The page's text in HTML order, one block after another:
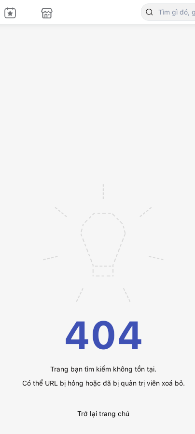
404
Trang bạn tìm kiếm không tồn tại.
Có thể URL bị hỏng hoặc đã bị quản trị viên xoá bỏ.
Trở lại trang chủ